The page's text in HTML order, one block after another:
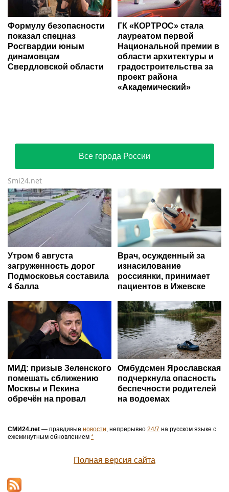
Формулу безопасности
показал спецназ
Росгвардии юным
динамовцам
Свердловской области
ГК «КОРТРОС» стала
лауреатом первой
Национальной премии в
области архитектуры и
градостроительства за
проект района
«Академический»
Все города России
Smi24.net
Утром 6 августа
загруженность дорог
Подмосковья составила
4 балла
Врач, осужденный за
изнасилование
россиянки, принимает
пациентов в Ижевске
МИД: призыв Зеленского
помешать сближению
Москвы и Пекина
обречён на провал
Омбудсмен Ярославская
подчеркнула опасность
беспечности родителей
на водоемах
СМИ24.net — правдивые новости, непрерывно 24/7 на русском языке с
ежеминутным обновлением *
Полная версия сайта